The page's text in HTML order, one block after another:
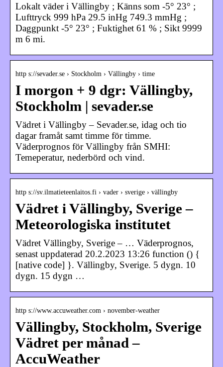
Lokalt väder i Vällingby ; Känns som -5° 23° ;
Lufttryck 999 hPa 29.5 inHg 749.3 mmHg ;
Daggpunkt -5° 23° ; Fuktighet 61 % ; Sikt 9999
m 6 mi.
http s://sevader.se › Stockholm › Vällingby › time
I morgon + 9 dgr: Vällingby,
Stockholm | sevader.se
Vädret i Vällingby – Sevader.se, idag och tio
dagar framåt samt timme för timme.
Väderprognos för Vällingby från SMHI:
Temeperatur, nederbörd och vind.
http s://sv.ilmatieteenlaitos.fi › vader › sverige › vällingby
Vädret i Vällingby, Sverige –
Meteorologiska institutet
Vädret Vällingby, Sverige – … Väderprognos,
senast uppdaterad 20.2.2023 13:26 function () {
[native code] }. Vällingby, Sverige. 5 dygn. 10
dygn. 15 dygn …
http s://www.accuweather.com › november-weather
Vällingby, Stockholm, Sverige
Vädret per månad –
AccuWeather